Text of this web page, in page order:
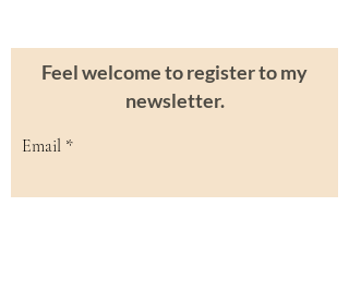
Feel welcome to register to my
newsletter.
Email